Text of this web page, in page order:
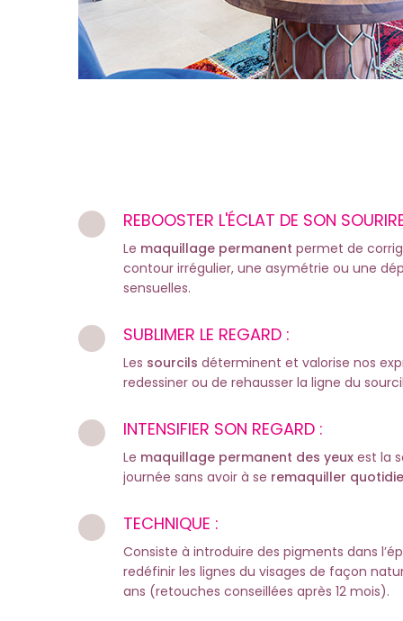
REBOOSTER L'ÉCLAT DE SON
Le maquillage permanent permet de
contour irrégulier, une asymétrie ou une
sensuelles.
SUBLIMER LE REGARD :
Les sourcils déterminent et valorise nos
redessiner ou de rehausser la ligne du
INTENSIFIER SON REGARD :
Le maquillage permanent des yeux est la
journée sans avoir à se remaquiller
TECHNIQUE :
Consiste à introduire des pigments dans
redéfinir les lignes du visages de façon
ans (retouches conseillées après 12 mois).